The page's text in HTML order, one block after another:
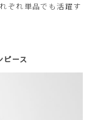
ぞれ単品でも活躍す
ピース